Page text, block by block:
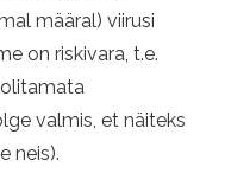
määral) viirusi
on riskivara, t.e.
valmis, et näiteks
neis).